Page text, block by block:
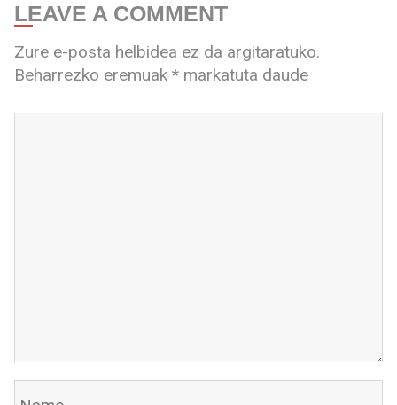
LEAVE A COMMENT
Zure e-posta helbidea ez da argitaratuko.
Beharrezko eremuak *markatuta daude